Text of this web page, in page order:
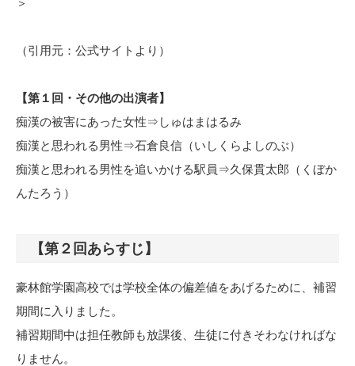
（引用元：公式サイトより）
【第１回・その他の出演者】
痴漢の被害にあった女性⇒しゅはまはるみ
痴漢と思われる男性⇒石倉良信（いしくらよしのぶ）
痴漢と思われる男性を追いかける駅員⇒久保貫太郎（くぼか
んたろう）
【第２回あらすじ】
豪林館学園高校では学校全体の偏差値をあげるために、補習
期間に入りました。
補習期間中は担任教師も放課後、生徒に付きそわなければな
りません。